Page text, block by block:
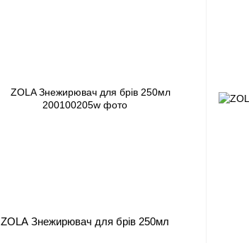
ZOLA Знежирювач для брів 250мл